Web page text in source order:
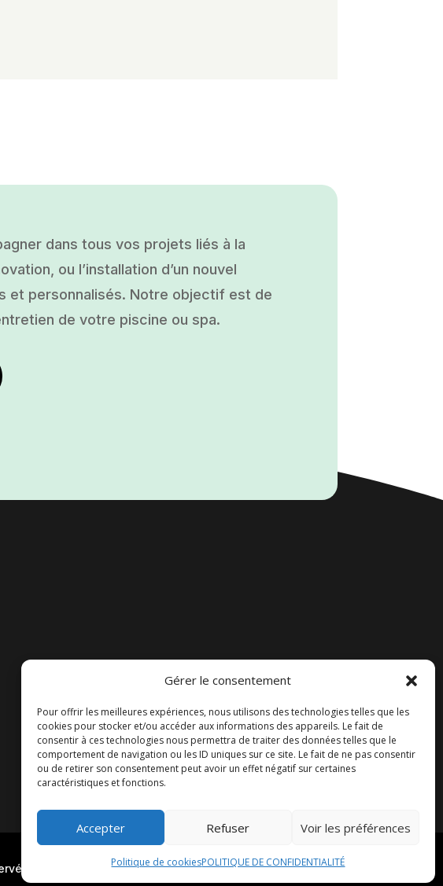
Gérer le consentement
Pour offrir les meilleures expériences, nous utilisons des technologies telles que les
cookies pour stocker et/ou accéder aux informations des appareils. Le fait de
consentir à ces technologies nous permettra de traiter des données telles que le
comportement de navigation ou les ID uniques sur ce site. Le fait de ne pas consentir
ou de retirer son consentement peut avoir un effet négatif sur certaines
caractéristiques et fonctions.
Accepter Refuser Voir les préférences
Politique de cookiesPOLITIQUE DE CONFIDENTIALITÉ
dans tous vos projets liés à la
ou l’installation d’un nouvel
et personnalisés. Notre objectif est de
de votre piscine ou spa.
Accueil
Contact
Blog
–